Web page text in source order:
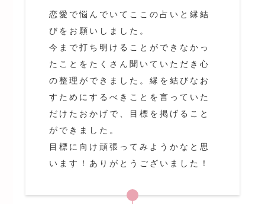
恋愛で悩んでいてここの占いと縁結
びをお願いしました。
今まで打ち明けることができなかっ
たことをたくさん聞いていただき心
の整理ができました。縁を結びなお
すためにするべきことを言っていた
だけたおかげで、目標を掲げること
ができました。
目標に向け頑張ってみようかなと思
います！ありがとうございました！